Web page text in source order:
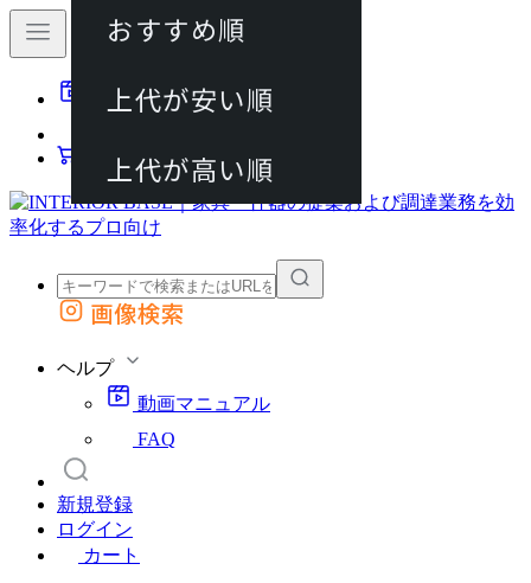
動画マニュアル
カート
外部サイトの商品をカートに追加
画像検索
ヘルプ
動画マニュアル
FAQ
新規登録
ログイン
カート
おすすめ順
上代が安い順
上代が高い順